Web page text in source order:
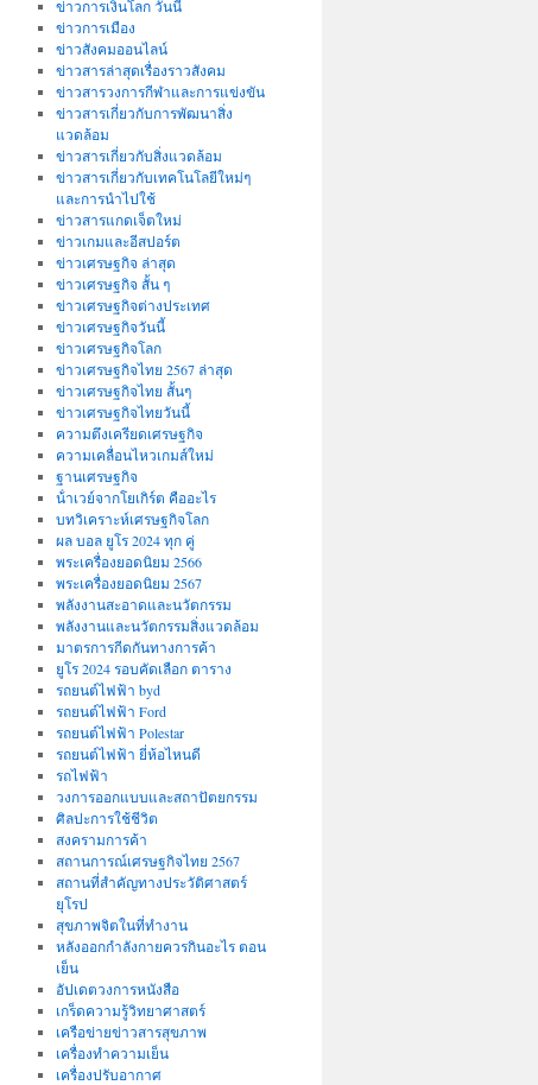
ข่าวการเงินโลก วันนี้
ข่าวการเมือง
ข่าวสังคมออนไลน์
ข่าวสารล่าสุดเรื่องราวสังคม
ข่าวสารวงการกีฬาและการแข่งขัน
ข่าวสารเกี่ยวกับการพัฒนาสิ่ง
แวดล้อม
ข่าวสารเกี่ยวกับสิ่งแวดล้อม
ข่าวสารเกี่ยวกับเทคโนโลยีใหม่ๆ
และการนำไปใช้
ข่าวสารแกดเจ็ตใหม่
ข่าวเกมและอีสปอร์ต
ข่าวเศรษฐกิจ ล่าสุด
ข่าวเศรษฐกิจ สั้น ๆ
ข่าวเศรษฐกิจต่างประเทศ
ข่าวเศรษฐกิจวันนี้
ข่าวเศรษฐกิจโลก
ข่าวเศรษฐกิจไทย 2567 ล่าสุด
ข่าวเศรษฐกิจไทย สั้นๆ
ข่าวเศรษฐกิจไทยวันนี้
ความตึงเครียดเศรษฐกิจ
ความเคลื่อนไหวเกมส์ใหม่
ฐานเศรษฐกิจ
น้ําเวย์จากโยเกิร์ต คืออะไร
บทวิเคราะห์เศรษฐกิจโลก
ผล บอล ยูโร 2024 ทุก คู่
พระเครื่องยอดนิยม 2566
พระเครื่องยอดนิยม 2567
พลังงานสะอาดและนวัตกรรม
พลังงานและนวัตกรรมสิ่งแวดล้อม
มาตรการกีดกันทางการค้า
ยูโร 2024 รอบคัดเลือก ตาราง
รถยนต์ไฟฟ้า byd
รถยนต์ไฟฟ้า Ford
รถยนต์ไฟฟ้า Polestar
รถยนต์ไฟฟ้า ยี่ห้อไหนดี
รถไฟฟ้า
วงการออกแบบและสถาปัตยกรรม
ศิลปะการใช้ชีวิต
สงครามการค้า
สถานการณ์เศรษฐกิจไทย 2567
สถานที่สําคัญทางประวัติศาสตร์
ยุโรป
สุขภาพจิตในที่ทำงาน
หลังออกกําลังกายควรกินอะไร ตอน
เย็น
อัปเดตวงการหนังสือ
เกร็ดความรู้วิทยาศาสตร์
เครือข่ายข่าวสารสุขภาพ
เครื่องทำความเย็น
เครื่องปรับอากาศ